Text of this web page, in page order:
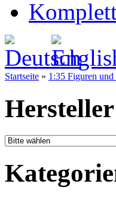
Startseite » 1:35 Figuren
Hersteller